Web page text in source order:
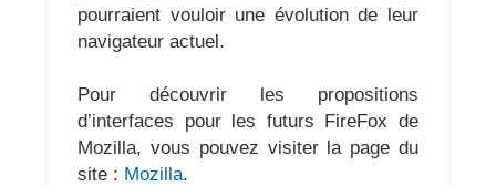
pourraient vouloir une évolution de leur
navigateur actuel.
Pour découvrir les propositions
d’interfaces pour les futurs FireFox de
Mozilla, vous pouvez visiter la page du
site : Mozilla.